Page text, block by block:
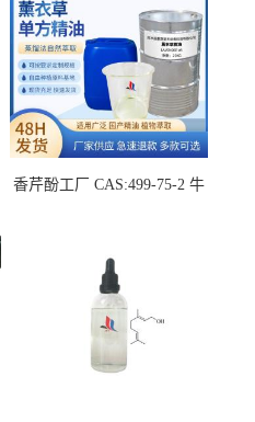
香芹酚工厂 CAS:499-75-2 牛